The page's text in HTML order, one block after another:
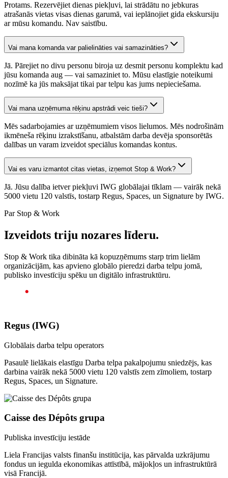
Protams. Rezervējiet dienas piekļuvi, lai strādātu no jebkuras
atrašanās vietas visas dienas garumā, vai ieplānojiet gida ekskursiju
ar mūsu komandu. Nav saistību.
Vai mana komanda var palielināties vai samazināties?
Jā. Pārejiet no divu personu biroja uz desmit personu komplektu kad
jūsu komanda aug — vai samaziniet to. Mūsu elastīgie noteikumi
nozīmē ka jūs maksājat tikai par telpu kas jums nepieciešama.
Vai mana uzņēmuma rēķinu apstrādi veic tieši?
Mēs sadarbojamies ar uzņēmumiem visos lielumos. Mēs nodrošinām
ikmēneša rēķinu izrakstīšanu, atbalstām darba devēja sponsorētās
dalības un varam izveidot speciālus komandas kontus.
Vai es varu izmantot citas vietas, izņemot Stop & Work?
Jā. Jūsu dalība ietver piekļuvi IWG globālajai tīklam — vairāk nekā
5000 vietu 120 valstīs, tostarp Regus, Spaces, un Signature by IWG.
Par Stop & Work
Izveidots triju nozares līderu.
Stop & Work tika dibināta kā kopuzņēmums starp trim lielām
organizācijām, kas apvieno globālo pieredzi darba telpu jomā,
publisko investīciju spēku un digitālo infrastruktūru.
Regus (IWG)
Globālais darba telpu operators
Pasaulē lielākais elastīgu Darba telpa pakalpojumu sniedzējs, kas
darbina vairāk nekā 5000 vietu 120 valstīs zem zīmoliem, tostarp
Regus, Spaces, un Signature.
Caisse des Dépôts grupa
Publiska investīciju iestāde
Liela Francijas valsts finanšu institūcija, kas pārvalda uzkrājumu
fondus un iegulda ekonomikas attīstībā, mājokļos un infrastruktūrā
visā Francijā.